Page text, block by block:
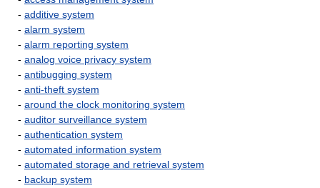
- additive system
- alarm system
- alarm reporting system
- analog voice privacy system
- antibugging system
- anti-theft system
- around the clock monitoring system
- auditor surveillance system
- authentication system
- automated information system
- automated storage and retrieval system
- backup system